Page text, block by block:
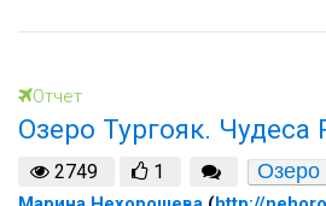
Отчет
Озеро Тургояк. Чудеса
2749 1 Озеро